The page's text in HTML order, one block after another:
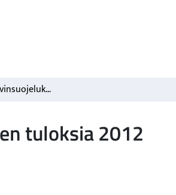
Lannoitus- ja kasvinsuojelukokeiden tuloksia 2012
tuloksia 2012